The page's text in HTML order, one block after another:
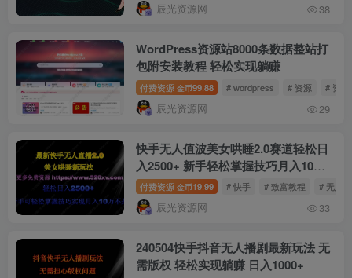
辰光资源网 38
WordPress资源站8000条数据整站打
包附安装教程 轻松实现躺赚
付费资源 金币99.88 # wordpress # 资源 # 资源
辰光资源网 29
快手无人值波美女哄睡2.0赛道轻松日
入2500+ 新手轻松掌握技巧月入10万
不是梦
付费资源 金币19.99 # 快手 # 致富教程 # 无人
辰光资源网 33
240504快手抖音无人播剧最新玩法 无
需版权 轻松实现躺赚 日入1000+